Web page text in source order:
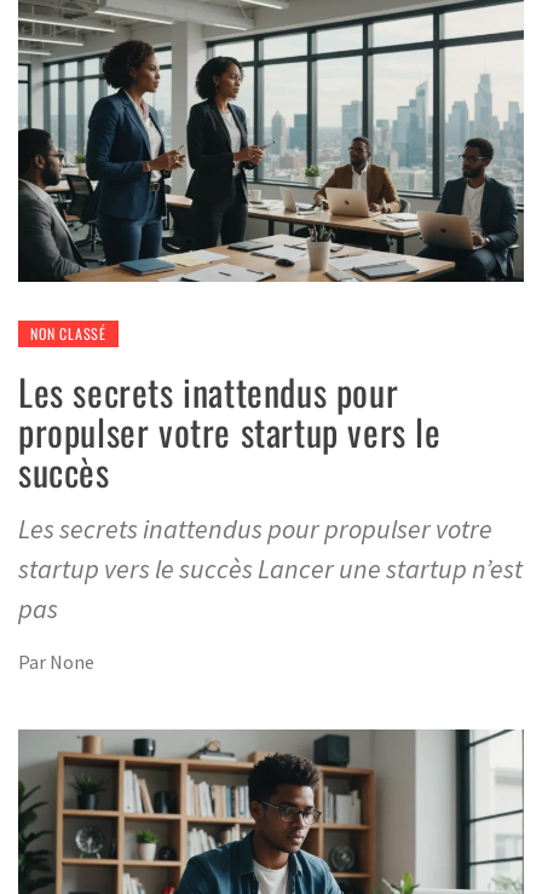
NON CLASSÉ
Les secrets inattendus pour
propulser votre startup vers le
succès
Les secrets inattendus pour propulser votre
startup vers le succès Lancer une startup n’est
pas
Par None